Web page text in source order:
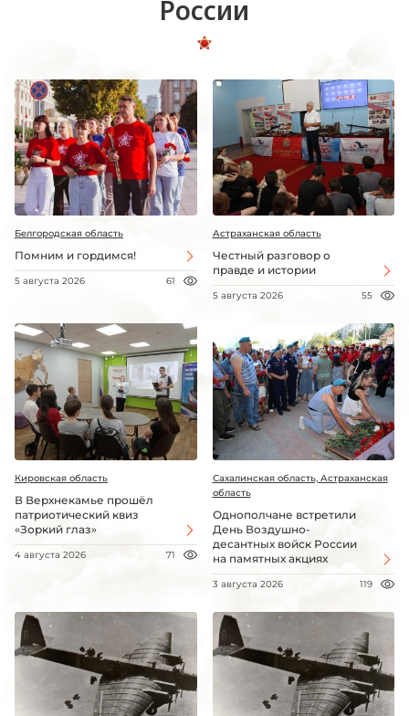
России
Белгородская область
Помним и гордимся!
5 августа 2026 61
Астраханская область
Честный разговор о
правде и истории
5 августа 2026 55
Кировская область
В Верхнекамье прошёл
патриотический квиз
«Зоркий глаз»
4 августа 2026 71
Сахалинская область, Астраханская
область
Однополчане встретили
День Воздушно-
десантных войск России
на памятных акциях
3 августа 2026 119